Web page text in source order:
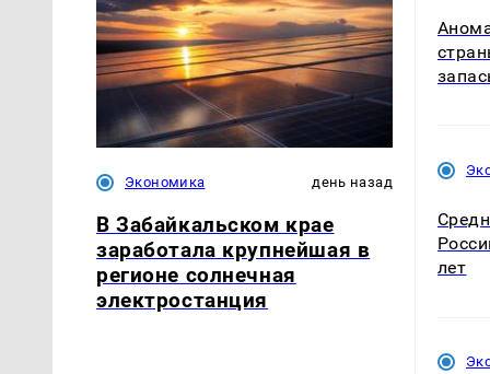
Экономика день назад
В Забайкальском крае
заработала крупнейшая в
регионе солнечная
электростанция
лет